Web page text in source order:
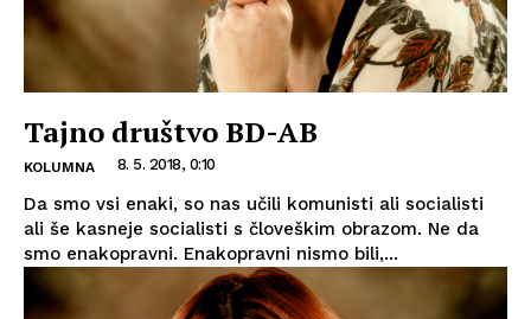
Tajno društvo BD-AB
KOLUMNA 8. 5. 2018, 0:10
Da smo vsi enaki, so nas učili komunisti ali socialisti
ali še kasneje socialisti s človeškim obrazom. Ne da
smo enakopravni. Enakopravni nismo bili,...